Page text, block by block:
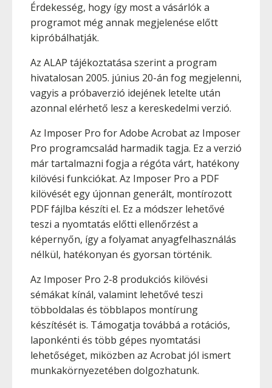
Érdekesség, hogy így most a vásárlók a
programot még annak megjelenése előtt
kipróbálhatják.
Az ALAP tájékoztatása szerint a program
hivatalosan 2005. június 20-án fog megjelenni,
vagyis a próbaverzió idejének letelte után
azonnal elérhető lesz a kereskedelmi verzió.
Az Imposer Pro for Adobe Acrobat az Imposer
Pro programcsalád harmadik tagja. Ez a verzió
már tartalmazni fogja a régóta várt, hatékony
kilövési funkciókat. Az Imposer Pro a PDF
kilövését egy újonnan generált, montírozott
PDF fájlba készíti el. Ez a módszer lehetővé
teszi a nyomtatás előtti ellenőrzést a
képernyőn, így a folyamat anyagfelhasználás
nélkül, hatékonyan és gyorsan történik.
Az Imposer Pro 2-8 produkciós kilövési
sémákat kínál, valamint lehetővé teszi
többoldalas és többlapos montírung
készítését is. Támogatja továbbá a rotációs,
laponkénti és több gépes nyomtatási
lehetőséget, miközben az Acrobat jól ismert
munkakörnyezetében dolgozhatunk.